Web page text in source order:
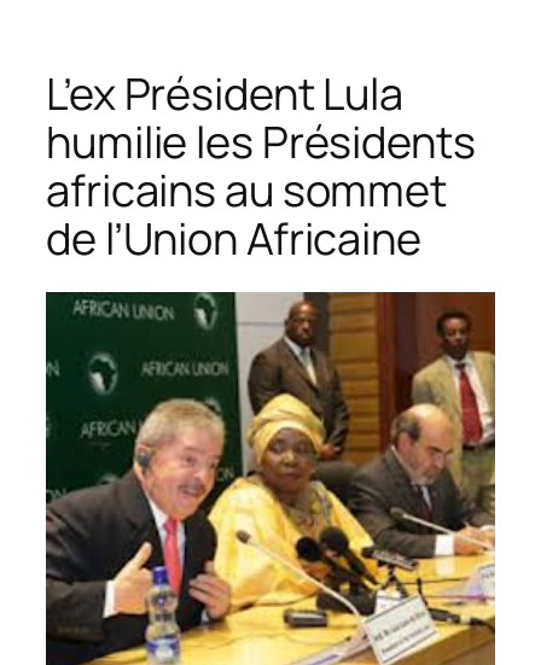
L’ex Président Lula
humilie les Présidents
africains au sommet
de l’Union Africaine